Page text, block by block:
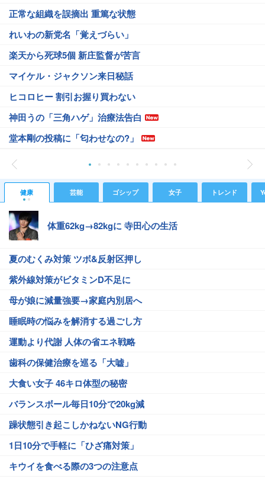
正常な組織を誤摘出 重篤な状態
れいわの新党名「覚えづらい」
楽天から死球5個 新庄監督が苦言
マイケル・ジャクソン来日秘話
ヒコロヒー 割引お握り買わない
神田うの「三角ハゲ」治療法告白
堂本剛の投稿に「匂わせなの?」
健康 芸能 ゴシップ 女子 トレンド
体重62kg→82kgに 寺田心の生活
夏のむくみ対策 ツボ&反射区押し
紫外線対策がビタミンD不足に
母が娘に減量強要→家庭内別居へ
睡眠時の悩みを解消する過ごし方
運動より代謝 人体の省エネ戦略
歯科の保健治療を巡る「大嘘」
大食い女子 46キロ体型の秘密
バランスボール毎日10分で20kg減
躁状態引き起こしかねないNG行動
1日10分で手軽に「ひざ痛対策」
キウイを食べる際の3つの注意点